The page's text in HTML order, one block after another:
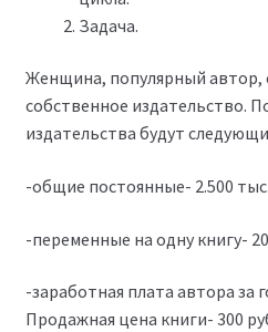
Задача.
Женщина, популярный автор,
собственное издательство.
издательства будут
-общие постоянные- 2.500
-переменные на одну книгу-
-заработная плата автора за
Продажная цена книги- 300